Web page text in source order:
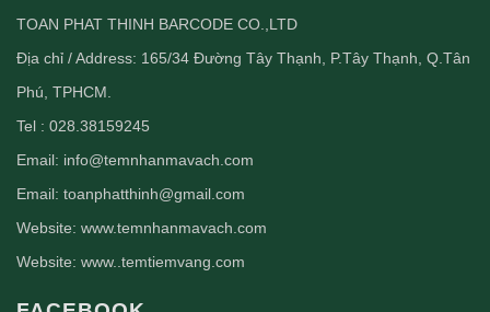
TOAN PHAT THINH BARCODE CO.,LTD
Địa chỉ / Address: 165/34 Đường Tây Thạnh, P.Tây Thạnh, Q.Tân
Phú, TPHCM.
Tel : 028.38159245
Email: info@temnhanmavach.com
Email: toanphatthinh@gmail.com
Website: www.temnhanmavach.com
Website: www..temtiemvang.com